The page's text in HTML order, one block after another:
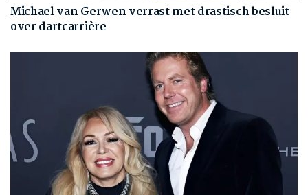
Michael van Gerwen verrast met drastisch besluit
over dartcarrière